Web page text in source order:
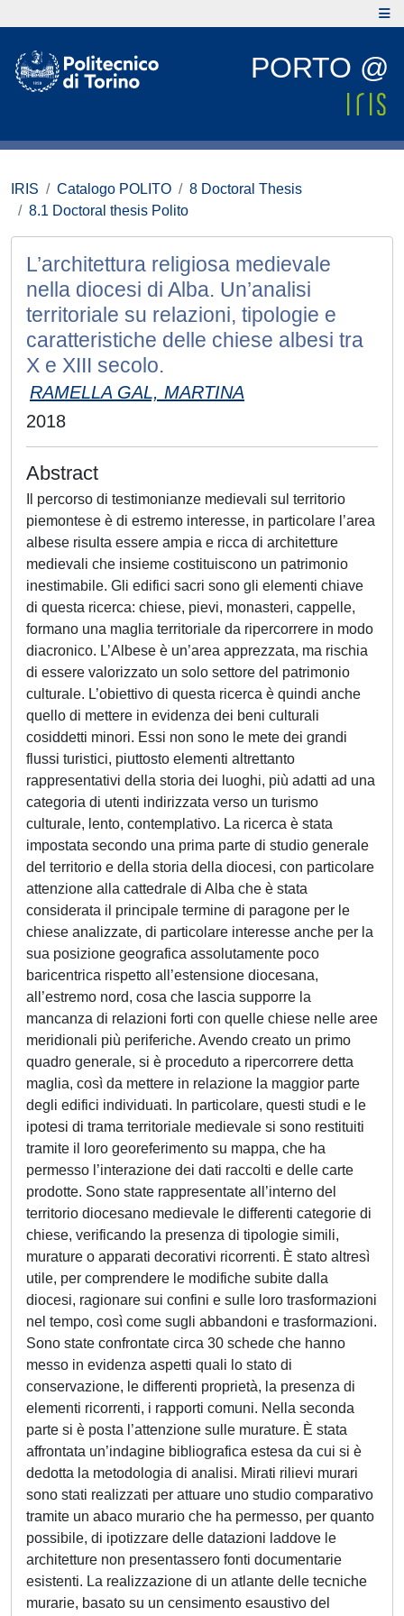
PORTO @
IRIS Catalogo POLITO
8 Doctoral Thesis
8.1 Doctoral thesis Polito
L’architettura religiosa medievale
nella diocesi di Alba. Un’analisi
territoriale su relazioni, tipologie e
caratteristiche delle chiese albesi tra
X e XIII secolo.
RAMELLA GAL, MARTINA
2018
Abstract
Il percorso di testimonianze medievali sul territorio
piemontese è di estremo interesse, in particolare l’area
albese risulta essere ampia e ricca di architetture
medievali che insieme costituiscono un patrimonio
inestimabile. Gli edifici sacri sono gli elementi chiave
di questa ricerca: chiese, pievi, monasteri, cappelle,
formano una maglia territoriale da ripercorrere in modo
diacronico. L’Albese è un’area apprezzata, ma rischia
di essere valorizzato un solo settore del patrimonio
culturale. L’obiettivo di questa ricerca è quindi anche
quello di mettere in evidenza dei beni culturali
cosiddetti minori. Essi non sono le mete dei grandi
flussi turistici, piuttosto elementi altrettanto
rappresentativi della storia dei luoghi, più adatti ad una
categoria di utenti indirizzata verso un turismo
culturale, lento, contemplativo. La ricerca è stata
impostata secondo una prima parte di studio generale
del territorio e della storia della diocesi, con particolare
attenzione alla cattedrale di Alba che è stata
considerata il principale termine di paragone per le
chiese analizzate, di particolare interesse anche per la
sua posizione geografica assolutamente poco
baricentrica rispetto all’estensione diocesana,
all’estremo nord, cosa che lascia supporre la
mancanza di relazioni forti con quelle chiese nelle aree
meridionali più periferiche. Avendo creato un primo
quadro generale, si è proceduto a ripercorrere detta
maglia, così da mettere in relazione la maggior parte
degli edifici individuati. In particolare, questi studi e le
ipotesi di trama territoriale medievale si sono restituiti
tramite il loro georeferimento su mappa, che ha
permesso l’interazione dei dati raccolti e delle carte
prodotte. Sono state rappresentate all’interno del
territorio diocesano medievale le differenti categorie di
chiese, verificando la presenza di tipologie simili,
murature o apparati decorativi ricorrenti. È stato altresì
utile, per comprendere le modifiche subite dalla
diocesi, ragionare sui confini e sulle loro trasformazioni
nel tempo, così come sugli abbandoni e trasformazioni.
Sono state confrontate circa 30 schede che hanno
messo in evidenza aspetti quali lo stato di
conservazione, le differenti proprietà, la presenza di
elementi ricorrenti, i rapporti comuni. Nella seconda
parte si è posta l’attenzione sulle murature. È stata
affrontata un’indagine bibliografica estesa da cui si è
dedotta la metodologia di analisi. Mirati rilievi murari
sono stati realizzati per attuare uno studio comparativo
tramite un abaco murario che ha permesso, per quanto
possibile, di ipotizzare delle datazioni laddove le
architetture non presentassero fonti documentarie
esistenti. La realizzazione di un atlante delle tecniche
murarie, basato su un censimento esaustivo del